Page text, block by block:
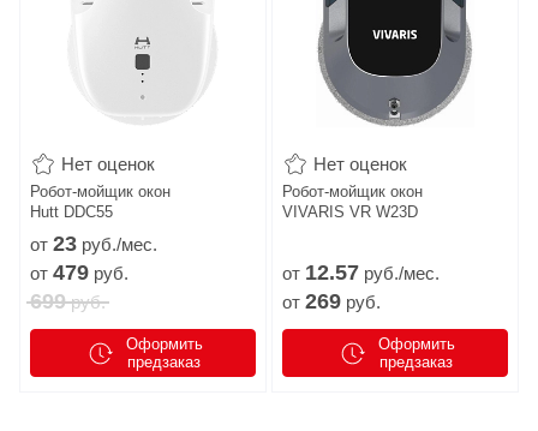
Нет оценок
Робот-мойщик окон
Hutt DDC55
от 23 руб./мес.
от 479 руб.
699руб.
Оформить
предзаказ
Нет оценок
Робот-мойщик окон
VIVARIS VR W23D
от 12.57 руб./мес.
от 269 руб.
Оформить
предзаказ